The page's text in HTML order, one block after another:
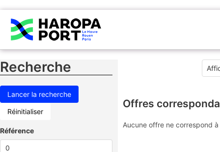
Recherche
Réinitialiser
Référence
Offres
Aucune offre ne correspond